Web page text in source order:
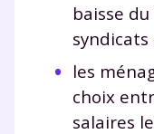
baisse
les
choix
salaires